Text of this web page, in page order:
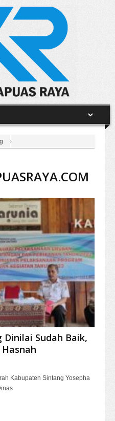
Dinilai Sudah Baik,
Kabupaten Sintang Yosepha